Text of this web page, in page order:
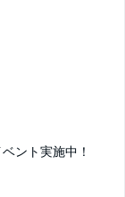
ント実施中！